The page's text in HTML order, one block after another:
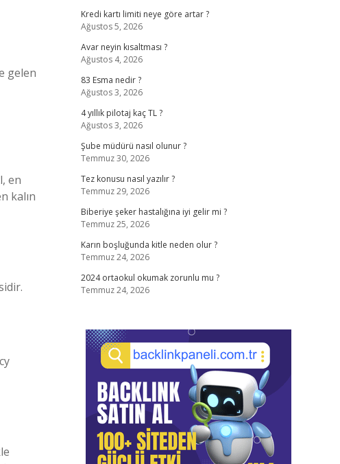
gelen
en
kalın
Kredi kartı limiti neye göre artar ?
Ağustos 5, 2026
Avar neyin kısaltması ?
Ağustos 4, 2026
83 Esma nedir ?
Ağustos 3, 2026
4 yıllık pilotaj kaç TL ?
Ağustos 3, 2026
Şube müdürü nasıl olunur ?
Temmuz 30, 2026
Tez konusu nasıl yazılır ?
Temmuz 29, 2026
Biberiye şeker hastalığına iyi gelir mi ?
Temmuz 25, 2026
Karın boşluğunda kitle neden olur ?
Temmuz 24, 2026
2024 ortaokul okumak zorunlu mu ?
Temmuz 24, 2026